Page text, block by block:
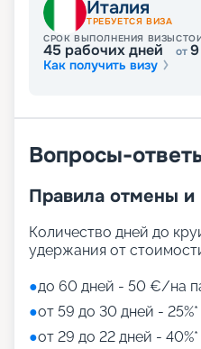
Италия
ТРЕБУЕТСЯ ВИЗА
СРОК ВЫПОЛНЕНИЯ ВИЗЫ
45 рабочих дней от
Как получить визу
Вопросы-
Правила отмены и
Количество дней до
удержания от
●до 60 дней - 50 €/на
●от 59 до 30 дней - 25%*
●от 29 до 22 дней - 40%*